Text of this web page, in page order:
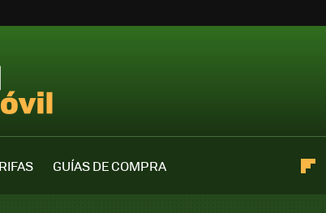
GUÍAS DE COMPRA